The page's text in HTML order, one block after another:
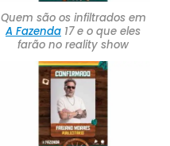
Quem são os infiltrados em
A Fazenda 17 e o que eles
farão no reality show